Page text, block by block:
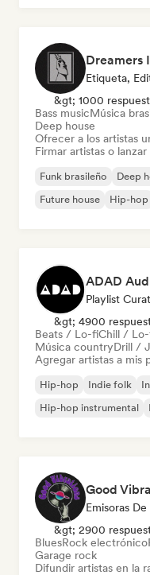
Dreamers
Etiqueta,
&gt; 1000
Bass musicMúsica
Deep house
Ofrecer a los artistas
Firmar artistas o
Funk brasileño Deep
Future house
Hip-hop
ADAD
Playlist
&gt; 4900
Beats / Lo-fiChill /
Música countryDrill /
Agregar artistas a mis
Hip-hop Indie folk
Hip-hop instrumental
Good
Emisoras De
&gt; 2900
BluesRock electrónico
Garage rock
Difundir artistas en la